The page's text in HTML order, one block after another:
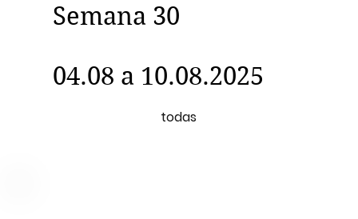
Semana 30
04.08 a 10.08.2025
todas